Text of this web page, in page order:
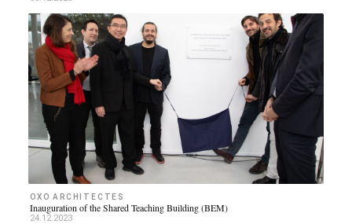
OXO ARCHITECTES
Inauguration of the Shared Teaching Building (BEM)
24.12.2023